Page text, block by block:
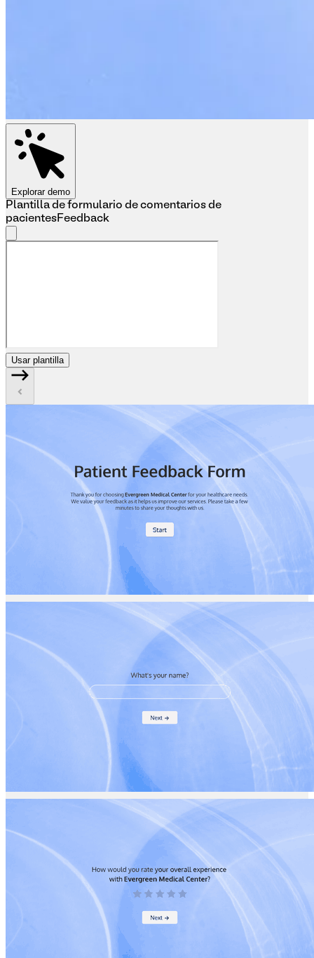
Explorar demo
Plantilla de formulario de comentarios de
pacientes Feedback
Usar plantilla